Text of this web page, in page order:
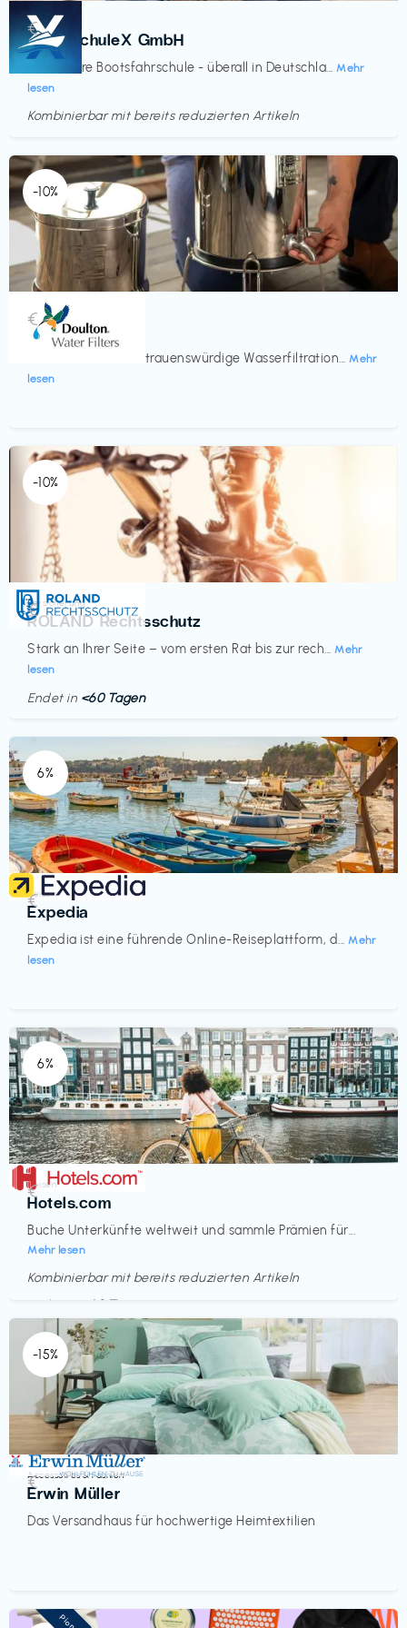
Kurse
BootsschuleX GmbH
Deine faire Bootsfahrschule - überall in Deutschla... Mehr
lesen
€‎
Kombinierbar mit bereits reduzierten Artikeln
-10%
Küche & Haushalt
Doulton
Seit 200 Jahren vertrauenswürdige Wasserfiltration... Mehr
lesen
€‎
-10%
Versicherung
ROLAND Rechtsschutz
Stark an Ihrer Seite – vom ersten Rat bis zur rech... Mehr
lesen
€‎
Endet in <60 Tagen
6%
Reisen
Expedia
Expedia ist eine führende Online-Reiseplattform, d... Mehr
lesen
€‎
6%
Reisen
Hotels.com
Buche Unterkünfte weltweit und sammle Prämien für...
Mehr lesen
€‎
Kombinierbar mit bereits reduzierten Artikeln
Endet in
<60 Tagen
-15%
Accessoires & Fashion
Erwin Müller
Das Versandhaus für hochwertige Heimtextilien
€‎